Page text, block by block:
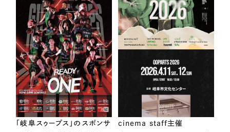
「岐阜スゥープス」のスポンサ
cinema staff主催